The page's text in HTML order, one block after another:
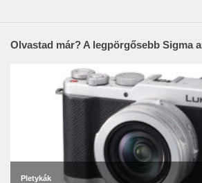
Olvastad már? A legpörgősebb Sigma